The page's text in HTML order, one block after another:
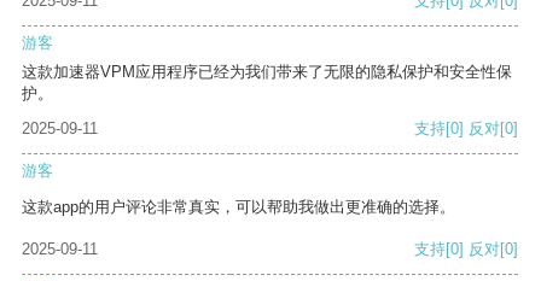
游客
这款加速器VPM应用程序已经为我们带来了无限的隐私保护和安全性保
护。
2025-09-11
支持[0] 反对[0]
游客
这款app的用户评论非常真实，可以帮助我做出更准确的选择。
2025-09-11 支持[0] 反对[0]